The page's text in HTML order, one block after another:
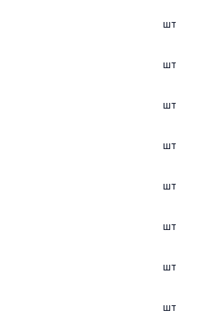
шт
шт
шт
шт
шт
шт
шт
шт